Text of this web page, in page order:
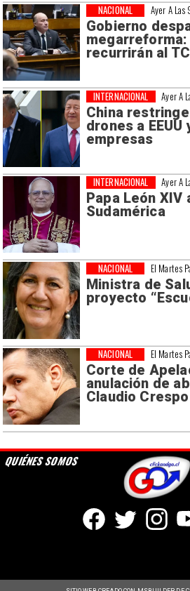
Ayer A Las
Gobierno
recurrirán al TC
NACIONAL
Ayer A
China
drones a EEUU
empresas
INTERNACIONAL
Ayer A
Papa León
Sudamérica
INTERNACIONAL
El Martes
Ministra de
proyecto
NACIONAL
El Martes
Corte de
anulación de
Claudio Crespo
NACIONAL
QUIÉNES SOMOS